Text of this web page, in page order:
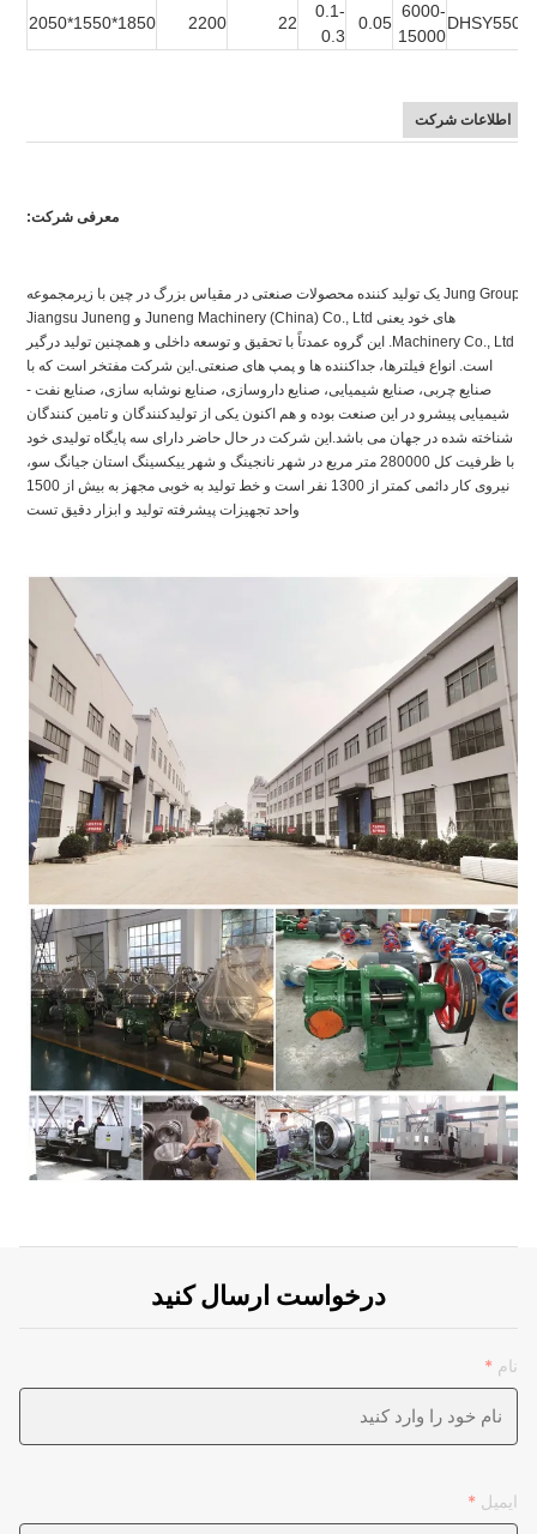
DHSY550
6000-
15000
0.05
0.1-
0.3
22
2200
1850*1550*2050
اطلاعات شرکت
معرفی شرکت:
Jung Group یک تولید کننده محصولات صنعتی در مقیاس بزرگ در چین با زیرمجموعه
های خود یعنی Juneng Machinery (China) Co., Ltd و Jiangsu Juneng
Machinery Co., Ltd. این گروه عمدتاً با تحقیق و توسعه داخلی و همچنین تولید درگیر
است. انواع فیلترها، جداکننده ها و پمپ های صنعتی.این شرکت مفتخر است که با
صنایع چربی، صنایع شیمیایی، صنایع داروسازی، صنایع نوشابه سازی، صنایع نفت -
شیمیایی پیشرو در این صنعت بوده و هم اکنون یکی از تولیدکنندگان و تامین کنندگان
شناخته شده در جهان می باشد.این شرکت در حال حاضر دارای سه پایگاه تولیدی خود
با ظرفیت کل 280000 متر مربع در شهر نانجینگ و شهر ییکسینگ استان جیانگ سو،
نیروی کار دائمی کمتر از 1300 نفر است و خط تولید به خوبی مجهز به بیش از 1500
واحد تجهیزات پیشرفته تولید و ابزار دقیق تست
درخواست ارسال کنید
نام *
ایمیل *